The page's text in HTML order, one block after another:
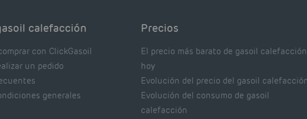
calefacción
con ClickGasoil
un pedido
generales
Precios
El precio más barato de gasoil calefacción
hoy
Evolución del precio del gasoil calefacción
Evolución del consumo de gasoil
calefacción